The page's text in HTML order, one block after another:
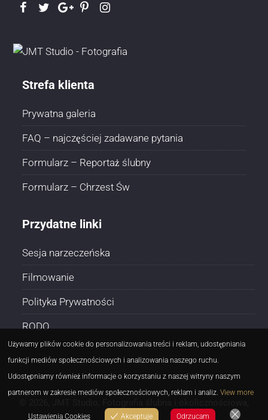
Strefa klienta
Prywatna galeria
FAQ – najczęściej zadawane pytania
Formularz – Reportaż ślubny
Formularz – Chrzest Św
Przydatne linki
Sesja narzeczeńska
Filmowanie
Polityka Prywatności
RODO
Używamy plików cookie do personalizowania treści i reklam, udostępniania
funkcji mediów społecznościowych i analizowania naszego ruchu.
Udostępniamy również informacje o korzystaniu z naszej witryny naszym
partnerom w zakresie mediów społecznościowych, reklam i analiz. View more
Ustawienia Cookies Akceptuje Odrzucam